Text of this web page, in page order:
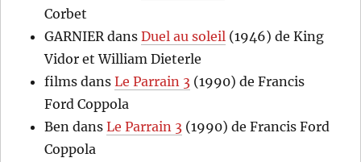
Corbet
GARNIER dansDuel au soleil (1946) de King
Vidor et William Dieterle
films dansLe Parrain 3 (1990) de Francis
Ford Coppola
Ben dansLe Parrain 3 (1990) de Francis Ford
Coppola